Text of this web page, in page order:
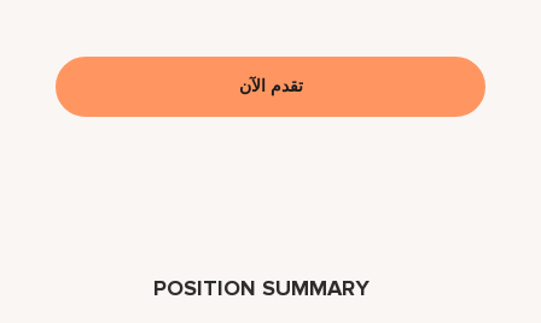
POSITION SUMMARY
تقدم الآن